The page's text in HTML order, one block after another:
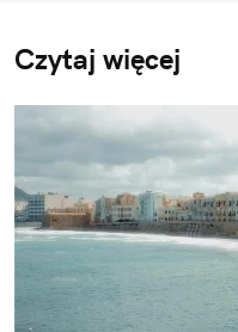
Czytaj więcej